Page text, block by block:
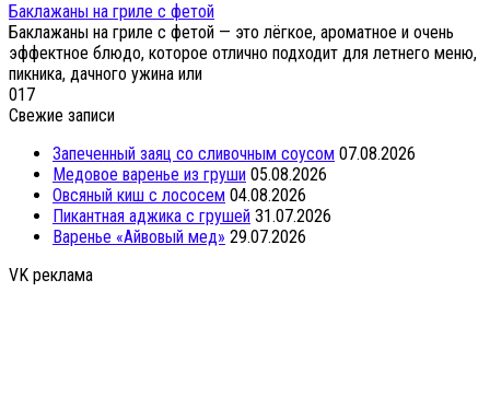
Баклажаны на гриле с фетой
Баклажаны на гриле с фетой — это лёгкое, ароматное и очень
эффектное блюдо, которое отлично подходит для летнего меню,
пикника, дачного ужина или
017
Свежие записи
Запеченный заяц со сливочным соусом 07.08.2026
Медовое варенье из груши 05.08.2026
Овсяный киш с лососем 04.08.2026
Пикантная аджика с грушей 31.07.2026
Варенье «Айвовый мед» 29.07.2026
VK реклама